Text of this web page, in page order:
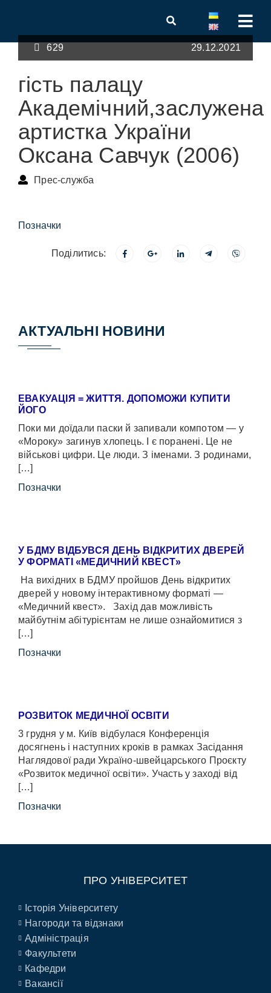
629 29.12.2021
гість палацу
Академічний,заслужена
артистка України
Оксана Савчук (2006)
Прес-служба
Позначки
Поділитись:
АКТУАЛЬНІ НОВИНИ
ЕВАКУАЦІЯ = ЖИТТЯ. ДОПОМОЖИ КУПИТИ
ЙОГО
Поки ми доїдали паски й запивали компотом — у
«Мороку» загинув хлопець. І є поранені. Це не
військові цифри. Це люди. З іменами. З родинами,
[…]
Позначки
У БДМУ ВІДБУВСЯ ДЕНЬ ВІДКРИТИХ ДВЕРЕЙ
У ФОРМАТІ «МЕДИЧНИЙ КВЕСТ»
На вихідних в БДМУ пройшов День відкритих
дверей у новому інтерактивному форматі —
«Медичний квест». Захід дав можливість
майбутнім абітурієнтам не лише ознайомитися з
[…]
Позначки
РОЗВИТОК МЕДИЧНОЇ ОСВІТИ
3 грудня у м. Київ відбулася Конференція
досягнень і наступних кроків в рамках Засідання
Наглядової ради Україно-швейцарського Проєкту
«Розвиток медичної освіти». Участь у заході від
[…]
Позначки
ПРО УНІВЕРСИТЕТ
Історія Університету
Нагороди та відзнаки
Адміністрація
Факультети
Кафедри
Вакансії